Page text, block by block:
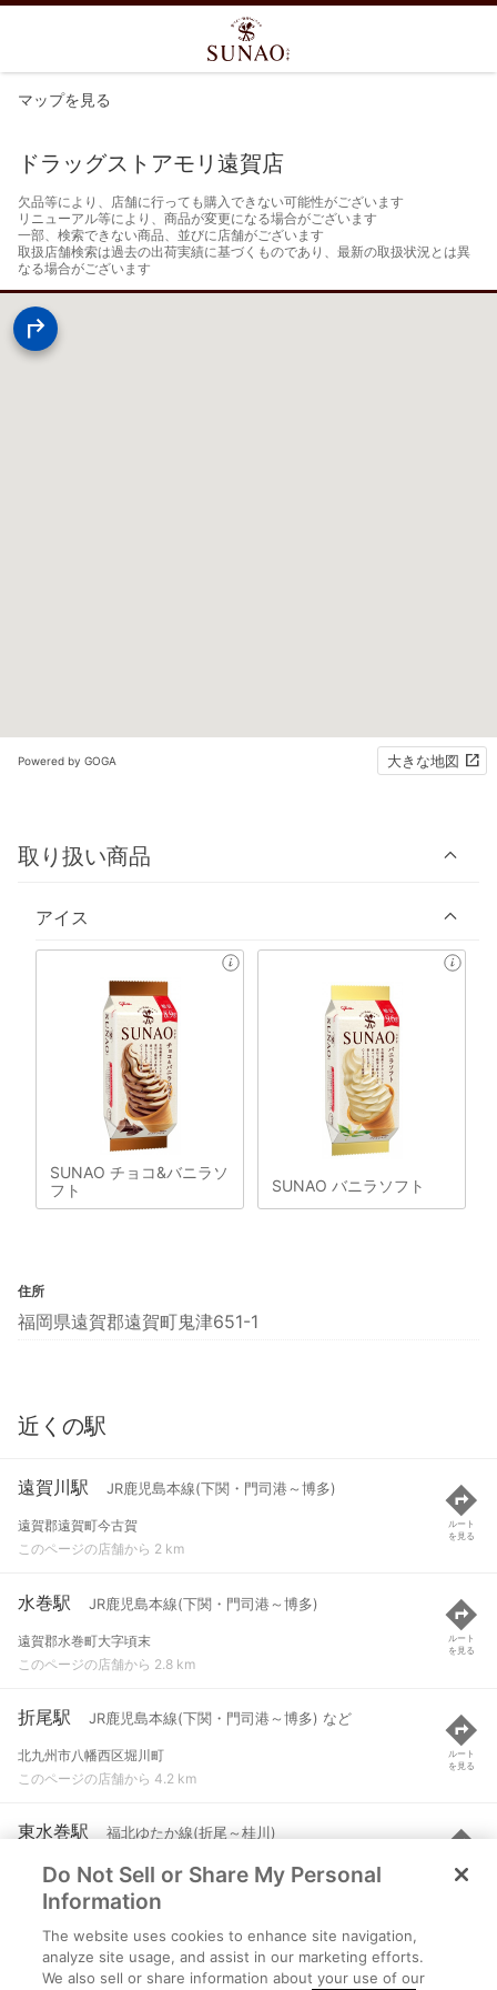
マップを見る
ドラッグストアモリ遠賀店
欠品等により、店舗に行っても購入できない可能性がございます
リニューアル等により、商品が変更になる場合がございます
一部、検索できない商品、並びに店舗がございます
取扱店舗検索は過去の出荷実績に基づくものであり、最新の取扱状況とは異
なる場合がございます
Powered by GOGA 大きな地図
取り扱い商品
アイス
SUNAO チョコ&バニラソ
フト
SUNAO バニラソフト
住所
福岡県遠賀郡遠賀町鬼津651-1
近くの駅
遠賀川駅 JR鹿児島本線(下関・門司港～博多)
遠賀郡遠賀町今古賀
このページの店舗から 2 km
ルート
を見る
水巻駅 JR鹿児島本線(下関・門司港～博多)
遠賀郡水巻町大字頃末
このページの店舗から 2.8 km
ルート
を見る
折尾駅 JR鹿児島本線(下関・門司港～博多) など
北九州市八幡西区堀川町
このページの店舗から 4.2 km
ルート
を見る
東水巻駅 福北ゆたか線(折尾～桂川)
遠賀郡水巻町吉田
このページの店舗から 4.6 km
ルート
を見る
海老津駅 JR鹿児島本線(下関・門司港～博多)
遠賀郡岡垣町大字海老津
Do Not Sell or Share My Personal
Information
The website uses cookies to enhance site navigation,
analyze site usage, and assist in our marketing efforts.
We also sell or share information about your use of our